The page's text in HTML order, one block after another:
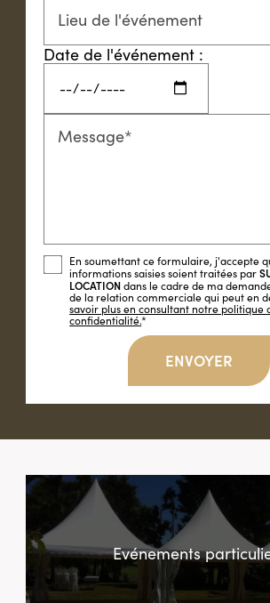
Lieu de l'événement
Date de l'événement :
Message*
En soumettant ce formulaire, j'accepte
informations saisies soient traitées par
LOCATIONdans le cadre de ma
de la relation commerciale qui peut en
savoir plus en consultant notre politique
confidentialité.*
Evénements